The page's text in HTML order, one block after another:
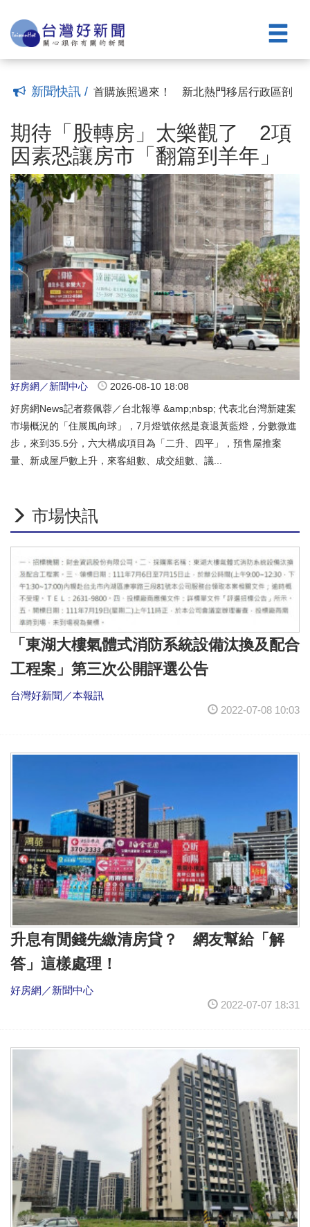
新聞快訊 /
院結合社宅年底動工
屋主認輸！台南推動房屋稅改革有成 逼
出4千戶空屋
30年房貸族必看 別讓欠債留給家人
(17:58)
75萬移工撐起房市新商機 桃園占17.7%
政府跳票(17:58)
首購族照過來！ 新北熱門移居行政區剖
市「翻篇到羊年」(18:08)
資金熱潮「黃金交叉」 房地產吃不到紅
利！兩大貸款指標洩市場窘況
(18:07)
青安2.0末代搶貸「又塞又貴」 台股震盪
害到購屋族
(18:07)
專題／8月屋頂光電新制上路 買房該注意
哪些事？(18:05)
桃醫八德總院都計變更審議通過 大溪分
院結合社宅年底動工 (18:03)
屋主認輸！台南推動房屋稅改革有成 逼
出4千戶空屋
(18:00)
30年房貸族必看 別讓欠債留給家人
(17:58)
75萬移工撐起房市新商機 桃園占17.7%
帶旺火車站、工業區租售(17:58)
興辦社宅13萬戶大砍至3萬戶 民團抨擊
政府跳票(17:58)
首購族照過來！ 新北熱門移居行政區剖
析(17:58)
期待「股轉房」太樂觀了 2項
因素恐讓房市「翻篇到羊年」
好房網／新聞中心
2026-08-10 18:08
好房網News記者蔡佩蓉／台北報導 &amp;nbsp; 代表北台灣新建案
市場概況的「住展風向球」，7月燈號依然是衰退黃藍燈，分數微進
步，來到35.5分，六大構成項目為「二升、四平」，預售屋推案
量、新成屋戶數上升，來客組數、成交組數、議...
市場快訊
「東湖大樓氣體式消防系統設備汰換及配合
工程案」第三次公開評選公告
台灣好新聞／本報訊
2022-07-08 10:03
升息有閒錢先繳清房貸？ 網友幫給「解
答」這樣處理！
好房網／新聞中心
2022-07-07 18:31